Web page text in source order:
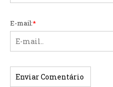
E-mail:*